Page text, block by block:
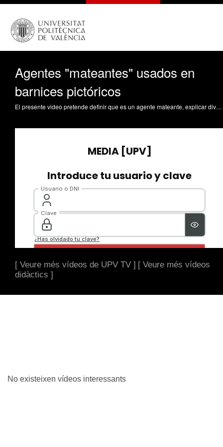
Agentes "mateantes" usados en
barnices pictóricos
El presente video pretende definir que es un agente mateante, explicar diversos efectos brillo/mate en los barnices y dar las directrices para poder identificar los principales materiales existentes como agentes mateantes Zalbidea Muñoz, MA. (2016). Agentes "mateantes" usados en barnices pictóricos. https://riunet.upv.es/handle/10251/63478 DER
[ Veure més vídeos de UPV TV ] [ Veure més vídeos
didàctics ]
No existeixen vídeos interessants